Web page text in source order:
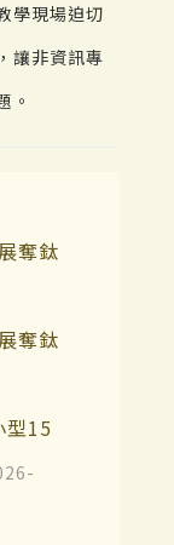
學現場迫切
讓非資訊專
。
奪鈦
奪鈦
型15